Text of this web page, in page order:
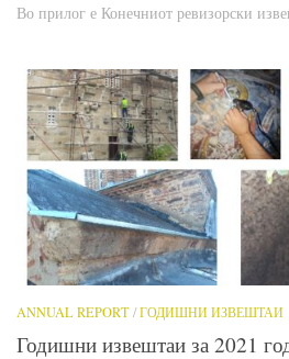
Во прилог е Конечниот ревизорски
ANNUAL REPORT/ГОДИШНИ ИЗВЕШТАИ
Годишни извештаи за 2021